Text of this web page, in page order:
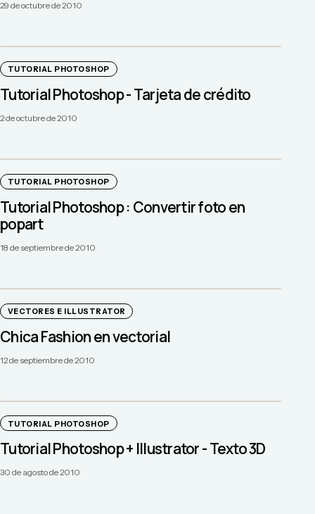
29 de octubre de 2010
TUTORIAL PHOTOSHOP
Tutorial Photoshop - Tarjeta de crédito
2 de octubre de 2010
TUTORIAL PHOTOSHOP
Tutorial Photoshop : Convertir foto en
popart
18 de septiembre de 2010
VECTORES E ILLUSTRATOR
Chica Fashion en vectorial
12 de septiembre de 2010
TUTORIAL PHOTOSHOP
Tutorial Photoshop + Illustrator - Texto 3D
30 de agosto de 2010